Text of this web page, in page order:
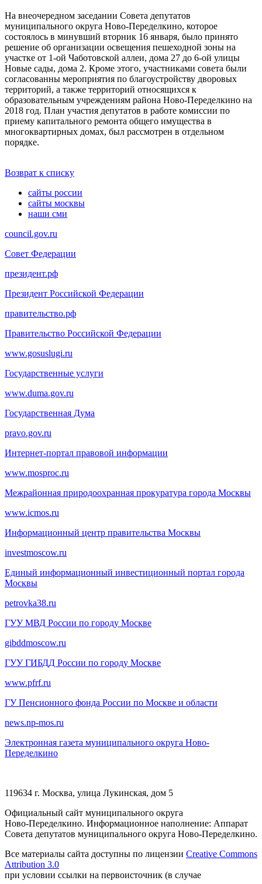
На внеочередном заседании Совета депутатов
муниципального округа Ново-Переделкино, которое
состоялось в минувший вторник 16 января, было принято
решение об организации освещения пешеходной зоны на
участке от 1-ой Чаботовской аллеи, дома 27 до 6-ой улицы
Новые сады, дома 2. Кроме этого, участниками совета были
согласованны мероприятия по благоустройству дворовых
территорий, а также территорий относящихся к
образовательным учреждениям района Ново-Переделкино на
2018 год. План участия депутатов в работе комиссии по
приему капитального ремонта общего имущества в
многоквартирных домах, был рассмотрен в отдельном
порядке.
Возврат к списку
сайты россии
сайты москвы
наши сми
council.gov.ru
Совет Федерации
президент.рф
Президент Российской Федерации
правительство.рф
Правительство Российской Федерации
www.gosuslugi.ru
Государственные услуги
www.duma.gov.ru
Государственная Дума
pravo.gov.ru
Интернет-портал правовой информации
www.mosproc.ru
Межрайонная природоохранная прокуратура города Москвы
www.icmos.ru
Информационный центр правительства Москвы
investmoscow.ru
Единый информационный инвестиционный портал города
Москвы
petrovka38.ru
ГУУ МВД России по городу Москве
gibddmoscow.ru
ГУУ ГИБДД России по городу Москве
www.pfrf.ru
ГУ Пенсионного фонда России по Москве и области
news.np-mos.ru
Электронная газета муниципального округа Ново-
Переделкино
119634 г. Москва, улица Лукинская, дом 5
Официальный сайт муниципального округа
Ново-Переделкино. Информационное наполнение: Аппарат
Совета депутатов муниципального округа Ново-Переделкино.
Все материалы сайта доступны по лицензии Creative Commons
Attribution 3.0
при условии ссылки на первоисточник (в случае